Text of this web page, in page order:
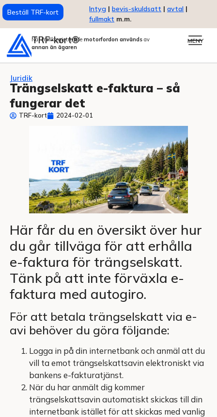
Beställ TRF-kort Intyg | bevis-skuldsatt | avtal |
fullmakt m.m.
TRF-kort®
När trafikregistrerade motorfordon används av
annan än ägaren
MENY
Juridik
Trängselskatt e-faktura – så
fungerar det
TRF-kort 2024-02-01
Här får du en översikt över hur
du går tillväga för att erhålla
e-faktura för trängselskatt.
Tänk på att inte förväxla e-
faktura med autogiro.
För att betala trängselskatt via e-
avi behöver du göra följande:
Logga in på din internetbank och anmäl att du
vill ta emot trängselskattsavin elektroniskt via
bankens e-fakturatjänst.
När du har anmält dig kommer
trängselskattsavin automatiskt skickas till din
internetbank istället för att skickas med vanlig